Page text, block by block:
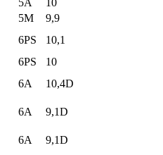
5A
10
5M
9,9
6PS
10,1
6PS
10
6A
10,4D
6A
9,1D
6A
9,1D